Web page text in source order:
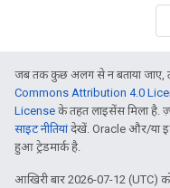
जब तक कुछ अलग से न बताया जाए,
Commons Attribution 4.0
License के तहत लाइसेंस मिला है.
साइट नीतियांदेखें. Oracle और/या
हुआ ट्रेडमार्क है.
आखिरी बार 2026-07-12 (UTC)